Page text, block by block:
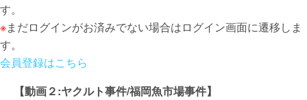
す。
※まだログインがお済みでない場合はログイン画面に遷移しま
す。
会員登録はこちら
【動画２:ヤクルト事件/福岡魚市場事件】